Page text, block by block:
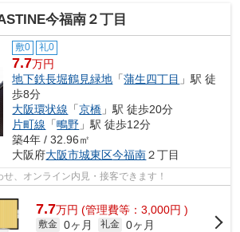
今福南２丁目
敷0 礼0
7.7万円
地下鉄長堀鶴見緑地 「蒲生四丁目 」駅 徒
歩8分
大阪環状線 「京橋 」駅 徒歩20分
片町線 「鴫野 」駅 徒歩12分
築4年 / 32.96㎡
大阪府大阪市城東区今福南２丁目
、オンライン内見・接客できます！
7.7万円 (管理費等：3,000円 )
敷金 0ヶ月 礼金 0ヶ月